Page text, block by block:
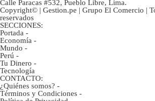
Calle Paracas #532, Pueblo Libre, Lima.
Copyright© | Gestion.pe | Grupo El Comercio |
reservados
SECCIONES:
Portada -
Economía -
Mundo -
Perú -
Tu Dinero -
Tecnología
CONTACTO:
¿Quiénes somos? -
Términos y Condiciones -